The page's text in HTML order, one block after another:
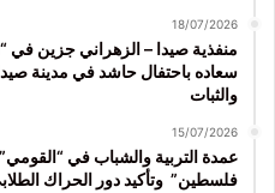
18/07/2026
منفذية صيدا – الزهراني جزين في
سعاده باحتفال حاشد في مدينة
والثبات
15/07/2026
عمدة التربية والشباب في “القومي”
فلسطين” وتأكيد دور الحراك